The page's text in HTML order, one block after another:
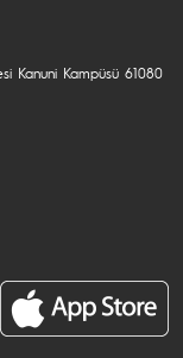
Kanuni Kampüsü 61080